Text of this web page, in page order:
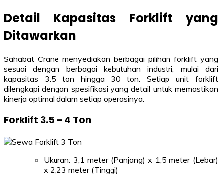
Detail Kapasitas Forklift yang
Ditawarkan
Sahabat Crane menyediakan berbagai pilihan forklift yang
sesuai dengan berbagai kebutuhan industri, mulai dari
kapasitas 3.5 ton hingga 30 ton. Setiap unit forklift
dilengkapi dengan spesifikasi yang detail untuk memastikan
kinerja optimal dalam setiap operasinya.
Forklift 3.5 – 4 Ton
Ukuran: 3,1 meter (Panjang) x 1,5 meter (Lebar)
x 2,23 meter (Tinggi)